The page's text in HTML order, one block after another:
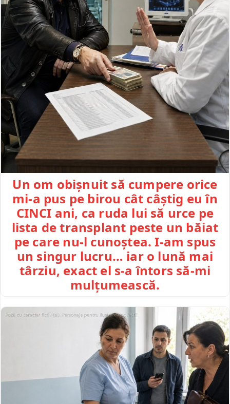
Un om obișnuit să cumpere orice
mi-a pus pe birou cât câștig eu în
CINCI ani, ca ruda lui să urce pe
lista de transplant peste un băiat
pe care nu-l cunoștea. I-am spus
un singur lucru… iar o lună mai
târziu, exact el s-a întors să-mi
mulțumească.